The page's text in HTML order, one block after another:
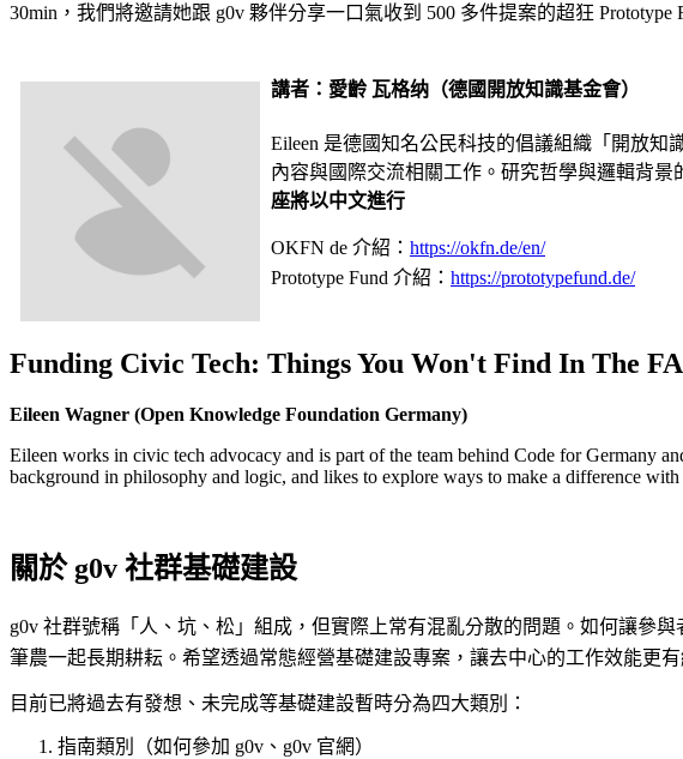
30min，我們將邀請她跟 g0v 夥伴分享一口氣收到 500 多件提案的超狂 Prototype
講者：愛齡 瓦格纳（德國開放知識基金會）
Eileen 是德國知名公民科技的倡議組織「開放知
內容與國際交流相關工作。研究哲學與邏輯背
座將以中文進行
OKFN de 介紹： https://okfn.de/en/​
Prototype Fund 介紹： https://prototypefund.de/
Funding Civic Tech: Things You Won't Find In The
Eileen Wagner (Open Knowledge Foundation Germany)
Eileen works in civic tech advocacy and is part of the team behind Code for Germany
background in philosophy and logic, and likes to explore ways to make a difference
關於 g0v 社群基礎建設
g0v 社群號稱「人、坑、松」組成，但實際上常有混亂分散的問題。如何讓參
筆農一起長期耕耘。 希望透過常態經營基礎建設專案，讓去中心的工作效能更有
目前已將過去有發想、未完成等基礎建設暫時分為四大類別：
指南類別（如何參加 g0v、g0v 官網）